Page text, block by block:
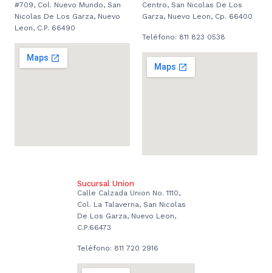
#709, Col. Nuevo Mundo, San
Nicolas De Los Garza, Nuevo
Leon, C.P. 66490
Centro, San Nicolas De Los
Garza, Nuevo Leon, Cp. 66400
Teléfono: 811 823 0538
Sucursal Union
Calle Calzada Union No. 1110,
Col. La Talaverna, San Nicolas
De Los Garza, Nuevo Leon,
C.P.66473
Teléfono: 811 720 2916